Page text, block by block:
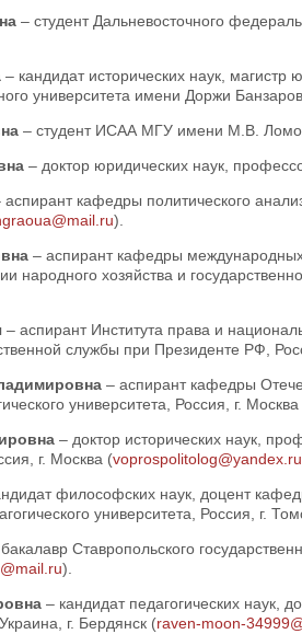
– студент Дальневосточного
– кандидат исторических наук,
университета имени Доржи
– студент ИСАА МГУ имени М.В.
– доктор юридических наук,
аспирант кафедры политического
).
– аспирант кафедры
народного хозяйства и
– аспирант Института права и
службы при Президенте РФ,
– аспирант кафедры
университета, Россия, г.
– доктор исторических наук,
г. Москва (voprospolitolog@yandex.ru
философских наук, доцент
университета, Россия, г.
Ставропольского
).
– кандидат педагогических наук,
г. Бердянск (raven-moon-